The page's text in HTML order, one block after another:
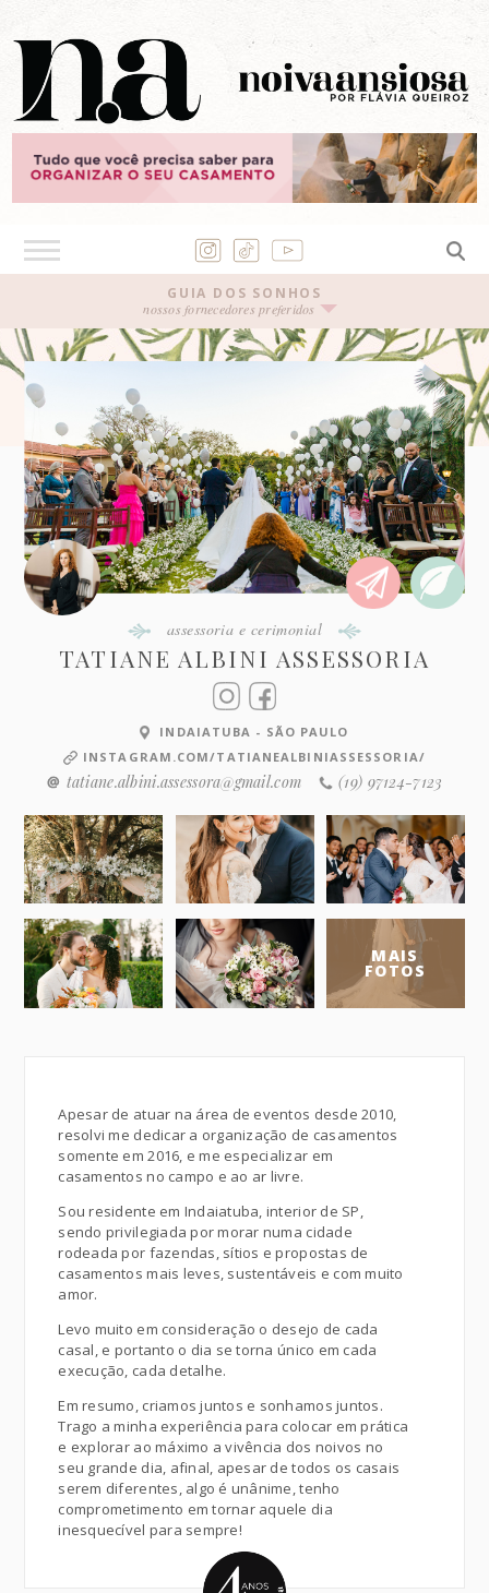
GUIA DOS SONHOS
nossos fornecedores preferidos
assessoria e cerimonial
TATIANE ALBINI ASSESSORIA
INDAIATUBA - SÃO PAULO
INSTAGRAM.COM/TATIANEALBINIASSESSORIA/
tatiane.albini.assessora@gmail.com (19) 97124-7123
MAIS
FOTOS
Apesar de atuar na área de eventos desde 2010,
resolvi me dedicar a organização de casamentos
somente em 2016, e me especializar em
casamentos no campo e ao ar livre.
Sou residente em Indaiatuba, interior de SP,
sendo privilegiada por morar numa cidade
rodeada por fazendas, sítios e propostas de
casamentos mais leves, sustentáveis e com muito
amor.
Levo muito em consideração o desejo de cada
casal, e portanto o dia se torna único em cada
execução, cada detalhe.
Em resumo, criamos juntos e sonhamos juntos.
Trago a minha experiência para colocar em prática
e explorar ao máximo a vivência dos noivos no
seu grande dia, afinal, apesar de todos os casais
serem diferentes, algo é unânime, tenho
comprometimento em tornar aquele dia
inesquecível para sempre!